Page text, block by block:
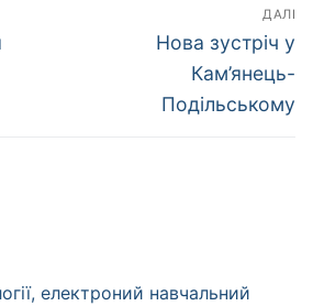
ДАЛІ
Наступний
запис:
Нова зустріч у
Кам’янець-
Подільському
електроний навчальний